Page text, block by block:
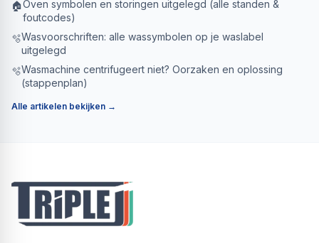
🏠Oven symbolen en storingen uitgelegd (alle standen &
foutcodes)
🫧Wasvoorschriften: alle wassymbolen op je waslabel
uitgelegd
🫧Wasmachine centrifugeert niet? Oorzaken en oplossing
(stappenplan)
Alle artikelen bekijken →